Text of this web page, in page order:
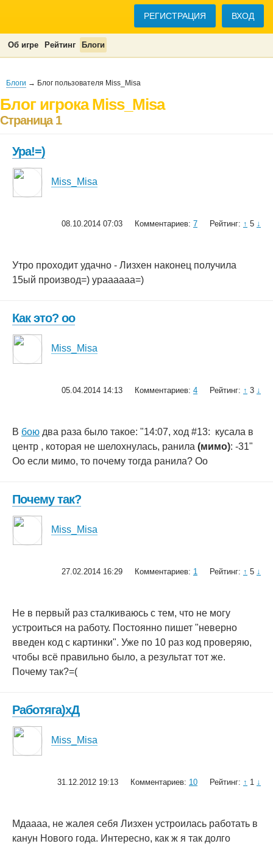
РЕГИСТРАЦИЯ ВХОД
Об игре Рейтинг Блоги
Блоги → Блог пользователя Miss_Misa
Блог игрока Miss_Misa
Страница 1
Ура!=)
Miss_Misa
08.10.2014 07:03 Комментариев: 7 Рейтинг: ↑ 5 ↓
Утро проходит удачно - Лизхен наконец получила
15ый производ=) ураааааа=)
Как это? оо
Miss_Misa
05.04.2014 14:13 Комментариев: 4 Рейтинг: ↑ 3 ↓
В бою два раза было такое: "14:07, ход #13: кусала в
центр , которая не шелохнулась, ранила (мимо): -31"
Оо если мимо, то почему тогда ранила? Оо
Почему так?
Miss_Misa
27.02.2014 16:29 Комментариев: 1 Рейтинг: ↑ 5 ↓
Не в первый раз сталкиваюсь с тем, что не могу
устроиться на работу. Постоянно пишет "неверно
введен код с картинки". Уже по 10 раз код проверяю,
чтобы всё правильно было, а результат тот же.
Почему так?=(
Работяга)хД
Miss_Misa
31.12.2012 19:13 Комментариев: 10 Рейтинг: ↑ 1 ↓
Мдаааа, не жалея себя Лизхен устроилась работать в
канун Нового года. Интересно, как ж я так долго